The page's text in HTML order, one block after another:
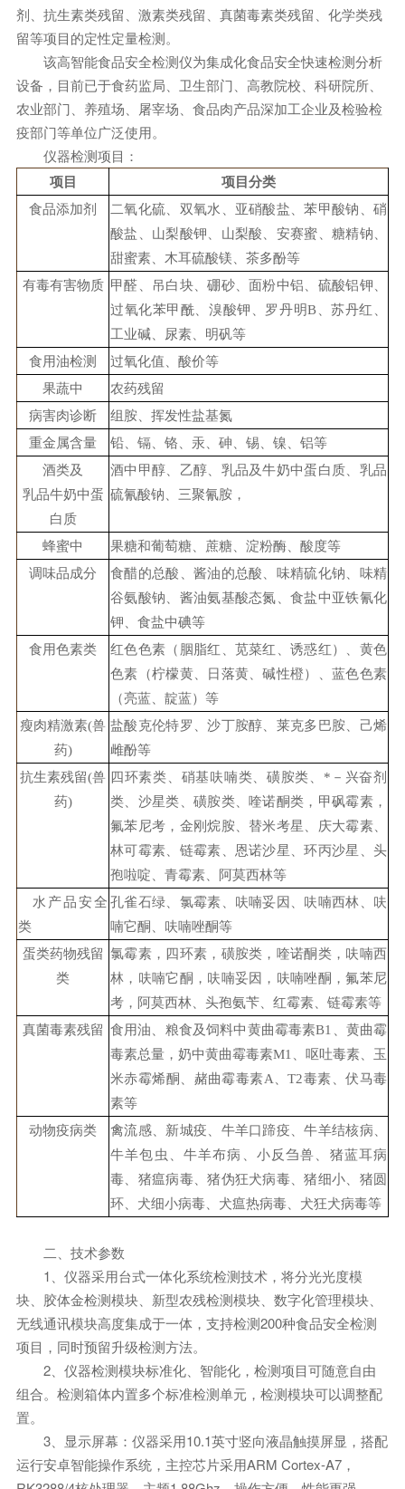
剂、抗生素类残留、激素类残留、真菌毒素类残留、化学类残
留等项目的定性定量检测。
该高智能食品安全检测仪为集成化食品安全快速检测分析
设备，目前已于食药监局、卫生部门、高教院校、科研院所、
农业部门、养殖场、屠宰场、食品肉产品深加工企业及检验检
疫部门等单位广泛使用。
仪器检测项目：
项目
项目分类
食品添加剂
二氧化硫、双氧水、亚硝酸盐、苯甲酸钠、硝
酸盐、山梨酸钾、山梨酸、安赛蜜、糖精钠、
甜蜜素、木耳硫酸镁、茶多酚等
有毒有害物质 甲醛、吊白块、硼砂、面粉中铝、硫酸铝钾、
过氧化苯甲酰、溴酸钾、罗丹明B、苏丹红、
工业碱、尿素、明矾等
食用油检测
过氧化值、酸价等
果蔬中
农药残留
病害肉诊断
组胺、挥发性盐基氮
重金属含量
铅、镉、铬、汞、砷、锡、镍、铝等
酒类及
乳品牛奶中蛋
白质
酒中甲醇、乙醇、乳品及牛奶中蛋白质、乳品
硫氰酸钠、三聚氰胺，
蜂蜜中
果糖和葡萄糖、蔗糖、淀粉酶、酸度等
调味品成分
食醋的总酸、酱油的总酸、味精硫化钠、味精
谷氨酸钠、酱油氨基酸态氮、食盐中亚铁氰化
钾、食盐中碘等
食用色素类
红色色素（胭脂红、苋菜红、诱惑红）、黄色
色素（柠檬黄、日落黄、碱性橙）、蓝色色素
（亮蓝、靛蓝）等
瘦肉精激素(兽
药)
盐酸克伦特罗、沙丁胺醇、莱克多巴胺、己烯
雌酚等
抗生素残留(兽
药)
四环素类、硝基呋喃类、磺胺类、*－兴奋剂
类、沙星类、磺胺类、喹诺酮类，甲砜霉素，
氟苯尼考，金刚烷胺、替米考星、庆大霉素、
林可霉素、链霉素、恩诺沙星、环丙沙星、头
孢啦啶、青霉素、阿莫西林等
水产品安全
类
孔雀石绿、氯霉素、呋喃妥因、呋喃西林、呋
喃它酮、呋喃唑酮等
蛋类药物残留
类
氯霉素，四环素，磺胺类，喹诺酮类，呋喃西
林，呋喃它酮，呋喃妥因，呋喃唑酮，氟苯尼
考，阿莫西林、头孢氨苄、红霉素、链霉素等
真菌毒素残留 食用油、粮食及饲料中黄曲霉毒素B1、黄曲霉
毒素总量，奶中黄曲霉毒素M1、呕吐毒素、玉
米赤霉烯酮、赭曲霉毒素A、T2毒素、伏马毒
素等
动物疫病类
禽流感、新城疫、牛羊口蹄疫、牛羊结核病、
牛羊包虫、牛羊布病、小反刍兽、猪蓝耳病
毒、猪瘟病毒、猪伪狂犬病毒、猪细小、猪圆
环、犬细小病毒、犬瘟热病毒、犬狂犬病毒等
二、技术参数
1、仪器采用台式一体化系统检测技术，将分光光度模
块、胶体金检测模块、新型农残检测模块、数字化管理模块、
无线通讯模块高度集成于一体，支持检测200种食品安全检测
项目，同时预留升级检测方法。
2、仪器检测模块标准化、智能化，检测项目可随意自由
组合。检测箱体内置多个标准检测单元，检测模块可以调整配
置。
3、显示屏幕：仪器采用10.1英寸竖向液晶触摸屏显，搭配
运行安卓智能操作系统，主控芯片采用ARM Cortex-A7，